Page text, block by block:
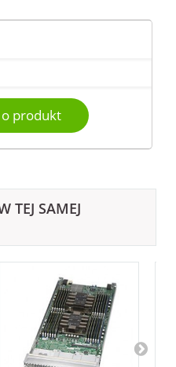
produkt
TEJ SAMEJ